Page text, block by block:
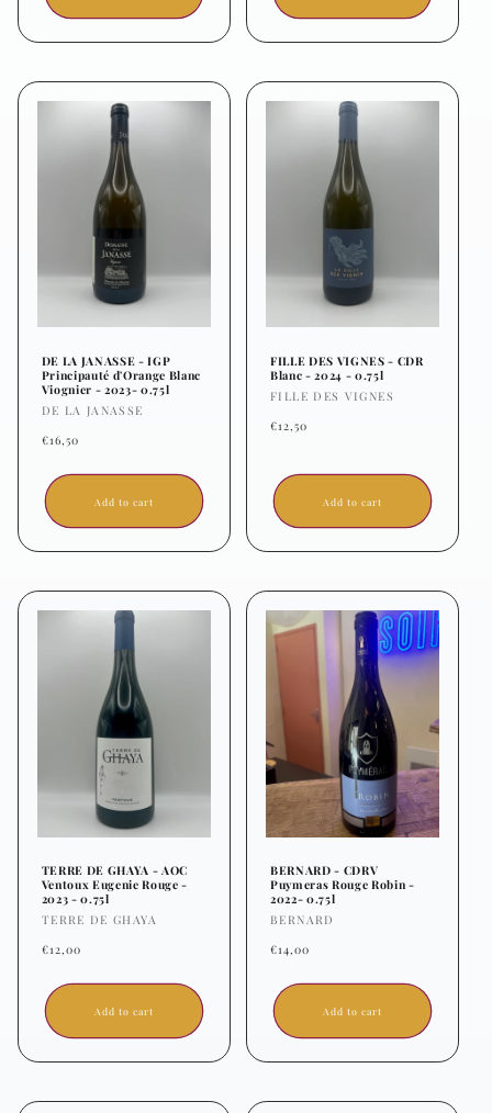
DE LA JANASSE - IGP
Principauté d'Orange Blanc
Viognier - 2023- 0.75l
Vendor:
DE LA JANASSE
Regular
€16,50
Add to cart
FILLE DES VIGNES - CDR
Blanc - 2024 - 0.75l
Vendor:
FILLE DES VIGNES
Regular
€12,50
Add to cart
TERRE DE GHAYA - AOC
Ventoux Eugenie Rouge -
2023 - 0.75l
Vendor:
TERRE DE GHAYA
Regular
€12,00
Add to cart
BERNARD - CDRV
Puymeras Rouge Robin -
2022- 0.75l
Vendor:
BERNARD
Regular
€14,00
Add to cart